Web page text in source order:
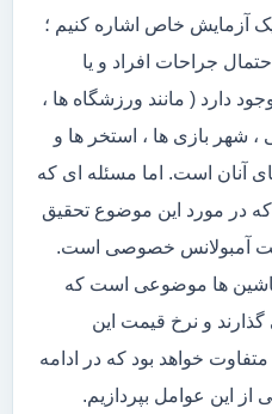
آزمایش خاص اشاره کنیم ؛
جراحات افراد و یا
دارد ( مانند ورزشگاه ها ،
شهر بازی ها ، استخر ها و
آنان است. اما مسئله ای که
در مورد این موضوع تحقیق
آمبولانس خصوصی است.
ماشین ها موضوعی است که
و نرخ قیمت این
خواهد بود که در ادامه
این عوامل بپردازیم.